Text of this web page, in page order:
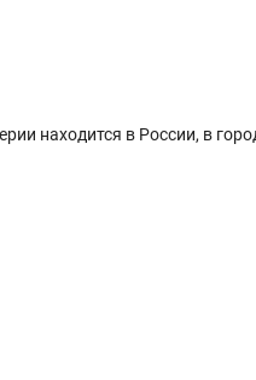
находится в России, в